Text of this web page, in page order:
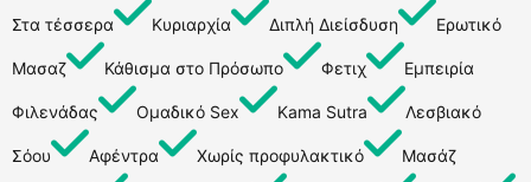
Στα τέσσερα Κυριαρχία Διπλή Διείσδυση Ερωτικό
Μασαζ Κάθισμα στο Πρόσωπο Φετιχ Εμπειρία
Φιλενάδας Ομαδικό Sex Kama Sutra Λεσβιακό
Σόου Αφέντρα Χωρίς προφυλακτικό Μασάζ